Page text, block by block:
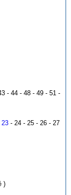
- 19 - 22 -23- 24 - 25 - 26 - 27
(Editeur non précisé )